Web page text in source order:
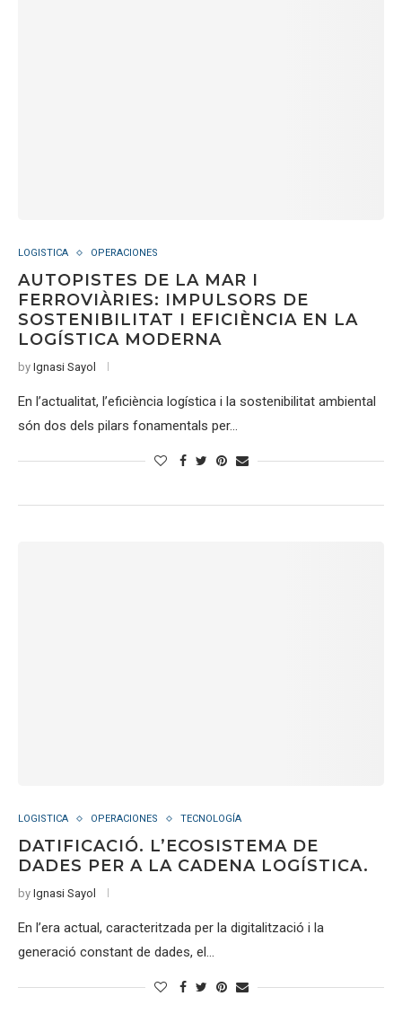
LOGISTICA OPERACIONES
AUTOPISTES DE LA MAR I
FERROVIÀRIES: IMPULSORS DE
SOSTENIBILITAT I EFICIÈNCIA EN LA
LOGÍSTICA MODERNA
by Ignasi Sayol
En l’actualitat, l’eficiència logística i la sostenibilitat ambiental
són dos dels pilars fonamentals per…
LOGISTICA OPERACIONES TECNOLOGÍA
DATIFICACIÓ. L’ECOSISTEMA DE
DADES PER A LA CADENA LOGÍSTICA.
by Ignasi Sayol
En l’era actual, caracteritzada per la digitalització i la
generació constant de dades, el…